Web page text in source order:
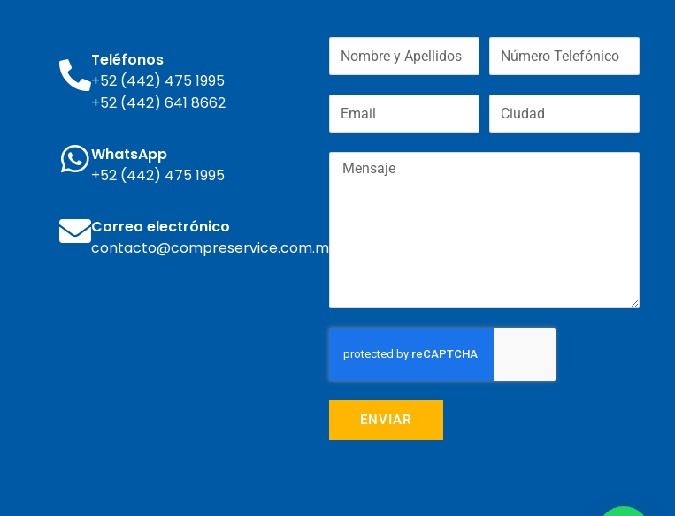
Teléfonos
+52 (442) 475 1995
+52 (442) 641 8662
WhatsApp
+52 (442) 475 1995
Correo electrónico
contacto@compreservice.com.mx
ENVIAR